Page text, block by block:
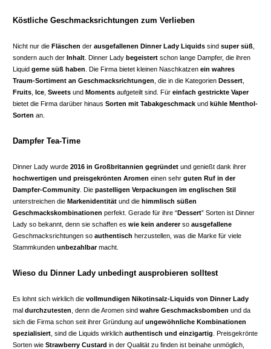
Köstliche Geschmacksrichtungen zum Verlieben
Nicht nur die Fläschen der ausgefallenen Dinner Lady Liquids sind super süß
sondern auch der Inhalt . Dinner Lady begeistert schon lange Dampfer, die ihren
Liquid gerne süß haben . Die Firma bietet kleinen Naschkatzen ein wahres
Traum-Sortiment an Geschmacksrichtungen , die in die Kategorien Dessert
Fruits Ice Sweets und Moments aufgeteilt sind. Für einfach gestrickte Vaper
bietet die Firma darüber hinaus Sorten mit Tabakgeschmack und kühle Menthol-
Sorten an.
Dampfer Tea-Time
Dinner Lady wurde 2016 in Großbritannien gegründet und genießt dank ihrer
hochwertigen und preisgekrönten Aromen einen sehr guten Ruf in der
Dampfer-Community . Die pastelligen Verpackungen im englischen Stil
unterstreichen die Markenidentität und die himmlisch süßen
Geschmackskombinationen perfekt. Gerade für ihre “Dessert” Sorten ist Dinner
Lady so bekannt, denn sie schaffen es wie kein andererso ausgefallene
Geschmacksrichtungen so authentisch herzustellen, was die Marke für viele
Stammkunden unbezahlbarmacht.
Wieso du Dinner Lady unbedingt ausprobieren solltest
Es lohnt sich wirklich die vollmundigen Nikotinsalz-Liquids von Dinner Lady
mal durchzutesten , denn die Aromen sind wahre Geschmacksbomben und da
sich die Firma schon seit ihrer Gründung auf ungewöhnliche Kombinationen
spezialisiert , sind die Liquids wirklich authentisch und einzigartig . Preisgekrönte
Sorten wie Strawberry Custard in der Qualität zu finden ist beinahe unmöglich,